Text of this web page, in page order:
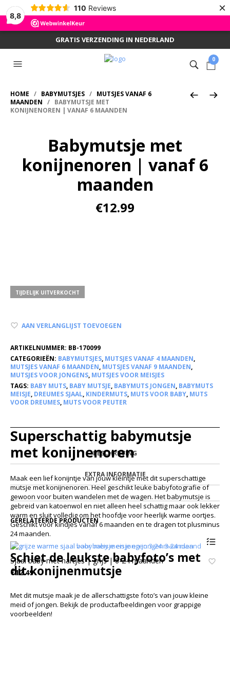
8,8
110 Reviews ×
GRATIS VERZENDING IN NEDERLAND
0
HOME / BABYMUTSJES / MUTSJES VANAF 6
MAANDEN / BABYMUTSJE MET
KONIJNENOREN | VANAF 6 MAANDEN
Babymutsje met
konijnenoren | vanaf 6
maanden
€12.99
TIJDELIJK UITVERKOCHT
AAN VERLANGLIJST TOEVOEGEN
ARTIKELNUMMER: BB-170099
CATEGORIEËN: BABYMUTSJES, MUTSJES VANAF 4 MAANDEN,
MUTSJES VANAF 6 MAANDEN, MUTSJES VANAF 9 MAANDEN,
MUTSJES VOOR JONGENS, MUTSJES VOOR MEISJES
TAGS: BABY MUTS, BABY MUTSJE, BABYMUTS JONGEN, BABYMUTS
MEISJE, DREUMES SJAAL, KINDERMUTS, MUTS VOOR BABY, MUTS
VOOR DREUMES, MUTS VOOR PEUTER
BESCHRIJVING
EXTRA INFORMATIE
Superschattig babymutsje
met konijnenoren
Maak een lief konijntje van jouw kleintje met dit superschattige
mutsje met konijnenoren. Heel geschikt leuke babyfotografie of
gewoon voor buiten wandelen met de wagen. Het babymutsje is
gebreid van katoenwol en niet alleen heel schattig maar ook lekker
warm en sluit volledig om het hoofdje voor heerlijk warme oortjes.
Geschikt voor kindjes vanaf 6 maanden en te dragen tot plusminus
24 maanden.
Schiet de leukste babyfoto’s met
dit konijnenmutsje
Met dit mutsje maak je de allerschattigste foto’s van jouw kleine
meid of jongen. Bekijk de productafbeeldingen voor grappige
voorbeelden!
GERELATEERDE PRODUCTEN
Sjaal baby met hartjes | grijs | 6-24 maanden
€12.49